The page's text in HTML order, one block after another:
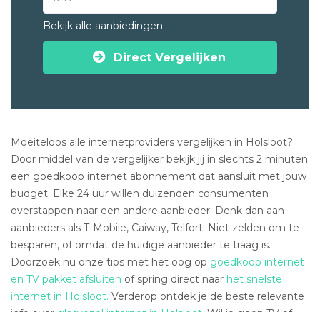
Bekijk alle aanbiedingen
Direct Vergelijken
Moeiteloos alle internetproviders vergelijken in Holsloot?
Door middel van de vergelijker bekijk jij in slechts 2 minuten
een goedkoop internet abonnement dat aansluit met jouw
budget. Elke 24 uur willen duizenden consumenten
overstappen naar een andere aanbieder. Denk dan aan
aanbieders als T-Mobile, Caiway, Telfort. Niet zelden om te
besparen, of omdat de huidige aanbieder te traag is.
Doorzoek nu onze tips met het oog op goedkoop internet
en TV pakket afsluiten of spring direct naar het snelste
internet in Holsloot. Verderop ontdek je de beste relevante